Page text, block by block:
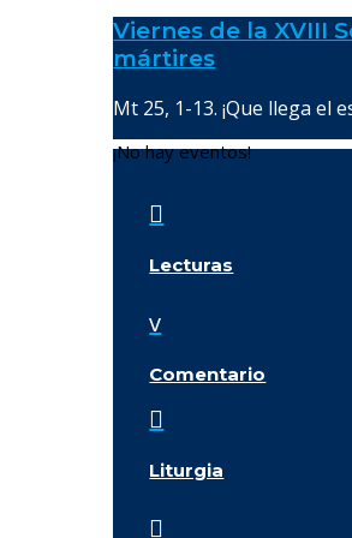
Viernes de la XVIII
mártires
Mt 25, 1-13. ¡Que llega el
¡No hay eventos!

Lecturas
v
Comentario

Liturgia
